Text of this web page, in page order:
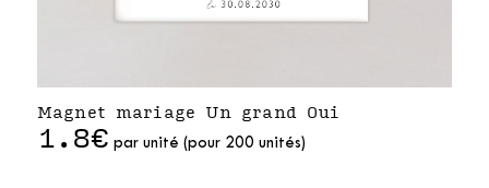
Magnet mariage Un grand Oui
1.8€ par unité (pour 200 unités)